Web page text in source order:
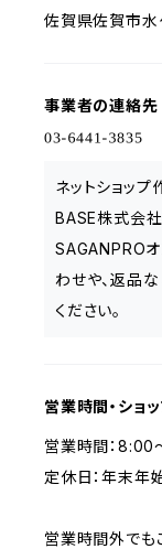
佐賀県佐賀市
事業者の連絡先
ネットショップ
BASE株式会社
SAGANPROオ
わせや、返品な
ください。
営業時間・ショ
営業時間：8:00
定休日：年末年始
営業時間外でも